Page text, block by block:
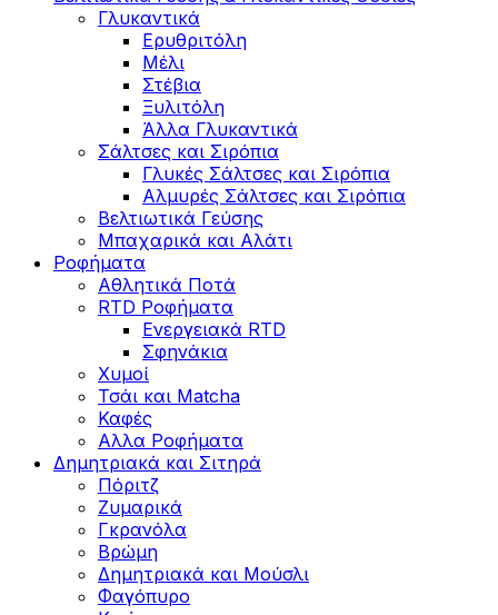
Γλυκαντικά
Ερυθριτόλη
Μέλι
Στέβια
Ξυλιτόλη
Άλλα Γλυκαντικά
Σάλτσες και Σιρόπια
Γλυκές Σάλτσες και Σιρόπια
Αλμυρές Σάλτσες και Σιρόπια
Bελτιωτικά Γεύσης
Μπαχαρικά και Αλάτι
Ροφήματα
Αθλητικά Ποτά
RTD Ροφήματα
Ενεργειακά RTD
Σφηνάκια
Χυμοί
Τσάι και Matcha
Καφές
Αλλα Ροφήματα
Δημητριακά και Σιτηρά
Πόριτζ
Ζυμαρικά
Γκρανόλα
Βρώμη
Δημητριακά και Μούσλι
Φαγόπυρο